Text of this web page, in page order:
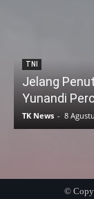
TNI
Jelang
Yunandi
TK News - 8
©